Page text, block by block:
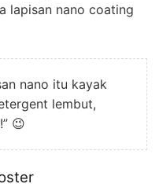
lapisan nano coating
nano itu kayak
lembut,
😉